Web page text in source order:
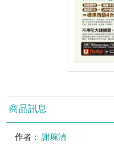
商品訊息
作者： 謝琬湞